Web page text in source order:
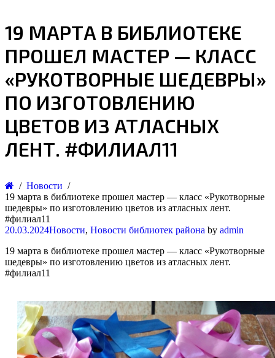
19 МАРТА В БИБЛИОТЕКЕ
ПРОШЕЛ МАСТЕР — КЛАСС
«РУКОТВОРНЫЕ ШЕДЕВРЫ»
ПО ИЗГОТОВЛЕНИЮ
ЦВЕТОВ ИЗ АТЛАСНЫХ
ЛЕНТ. #ФИЛИАЛ11
Новости
19 марта в библиотеке прошел мастер — класс «Рукотворные
шедевры» по изготовлению цветов из атласных лент.
#филиал11
20.03.2024Новости, Новости библиотек района by admin
19 марта в библиотеке прошел мастер — класс «Рукотворные
шедевры» по изготовлению цветов из атласных лент.
#филиал11